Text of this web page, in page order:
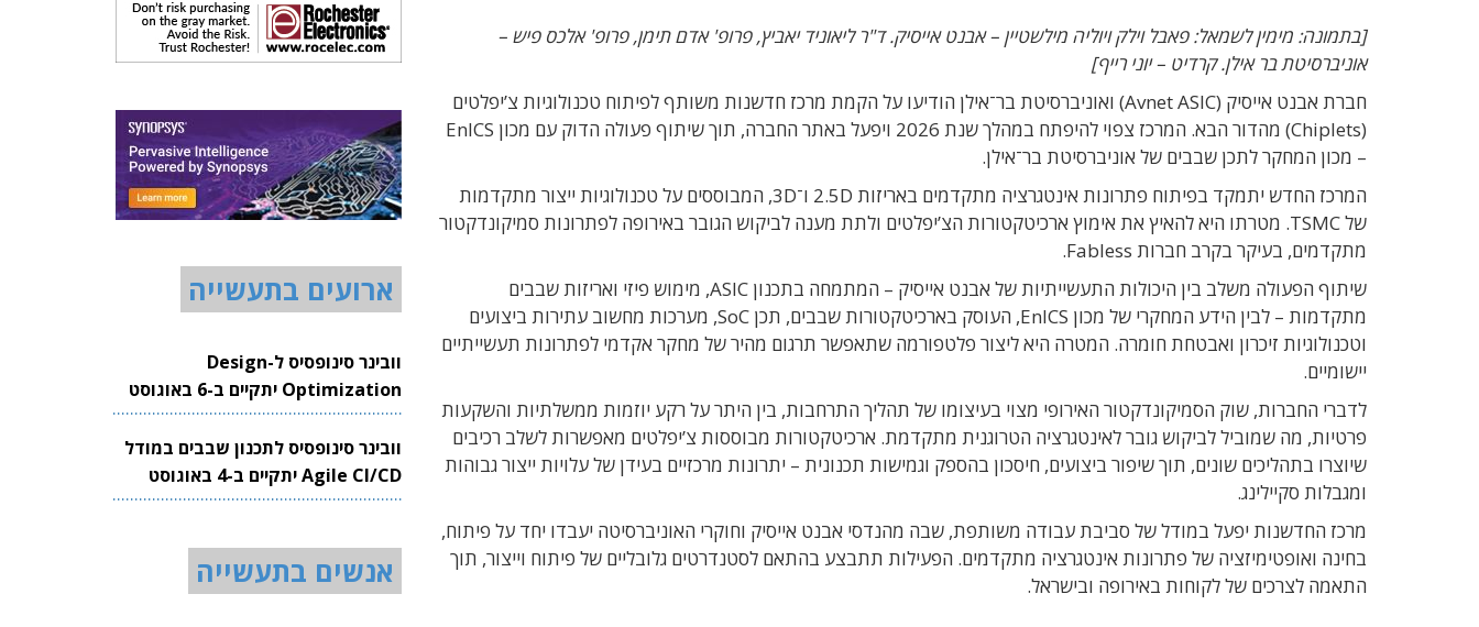
[בתמונה: מימין לשמאל: פאבל וילק ויוליה מילשטיין – אבנט אייסיק. ד"ר ליאוניד יאביץ, פרופ' אדם תימן, פרופ' אלכס פיש –
אוניברסיטת בר אילן. קרדיט – יוני רייף]
חברת אבנט אייסיק (Avnet ASIC) ואוניברסיטת בר־אילן הודיעו על הקמת מרכז חדשנות משותף לפיתוח טכנולוגיות צ’יפלטים
(Chiplets) מהדור הבא. המרכז צפוי להיפתח במהלך שנת 2026 ויפעל באתר החברה, תוך שיתוף פעולה הדוק עם מכון EnICS
– מכון המחקר לתכן שבבים של אוניברסיטת בר־אילן.
המרכז החדש יתמקד בפיתוח פתרונות אינטגרציה מתקדמים באריזות 2.5D ו־3D, המבוססים על טכנולוגיות ייצור מתקדמות
של TSMC. מטרתו היא להאיץ את אימוץ ארכיטקטורות הצ’יפלטים ולתת מענה לביקוש הגובר באירופה לפתרונות סמיקונדקטור
מתקדמים, בעיקר בקרב חברות Fabless.
שיתוף הפעולה משלב בין היכולות התעשייתיות של אבנט אייסיק – המתמחה בתכנון ASIC, מימוש פיזי ואריזות שבבים
מתקדמות – לבין הידע המחקרי של מכון EnICS, העוסק בארכיטקטורות שבבים, תכן SoC, מערכות מחשוב עתירות ביצועים
וטכנולוגיות זיכרון ואבטחת חומרה. המטרה היא ליצור פלטפורמה שתאפשר תרגום מהיר של מחקר אקדמי לפתרונות תעשייתיים
יישומיים.
לדברי החברות, שוק הסמיקונדקטור האירופי מצוי בעיצומו של תהליך התרחבות, בין היתר על רקע יוזמות ממשלתיות והשקעות
פרטיות, מה שמוביל לביקוש גובר לאינטגרציה הטרוגנית מתקדמת. ארכיטקטורות מבוססות צ’יפלטים מאפשרות לשלב רכיבים
שיוצרו בתהליכים שונים, תוך שיפור ביצועים, חיסכון בהספק וגמישות תכנונית – יתרונות מרכזיים בעידן של עלויות ייצור גבוהות
ומגבלות סקיילינג.
מרכז החדשנות יפעל במודל של סביבת עבודה משותפת, שבה מהנדסי אבנט אייסיק וחוקרי האוניברסיטה יעבדו יחד על פיתוח,
בחינה ואופטימיזציה של פתרונות אינטגרציה מתקדמים. הפעילות תתבצע בהתאם לסטנדרטים גלובליים של פיתוח וייצור, תוך
התאמה לצרכים של לקוחות באירופה ובישראל.
ארועים בתעשייה
וובינר סינופסיס ל-Design
Optimization יתקיים ב-6 באוגוסט
2026
וובינר סינופסיס לתכנון שבבים במודל
Agile CI/CD יתקיים ב-4 באוגוסט
2026
אנשים בתעשייה